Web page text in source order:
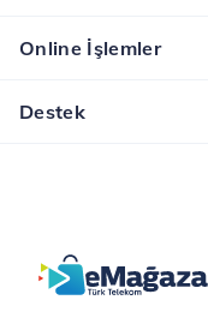
Online İşlemler
Destek